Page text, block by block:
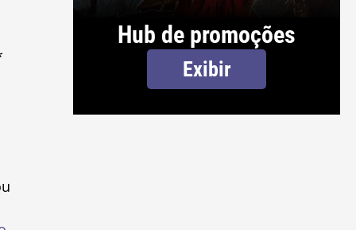
Hub de promoções
Exibir